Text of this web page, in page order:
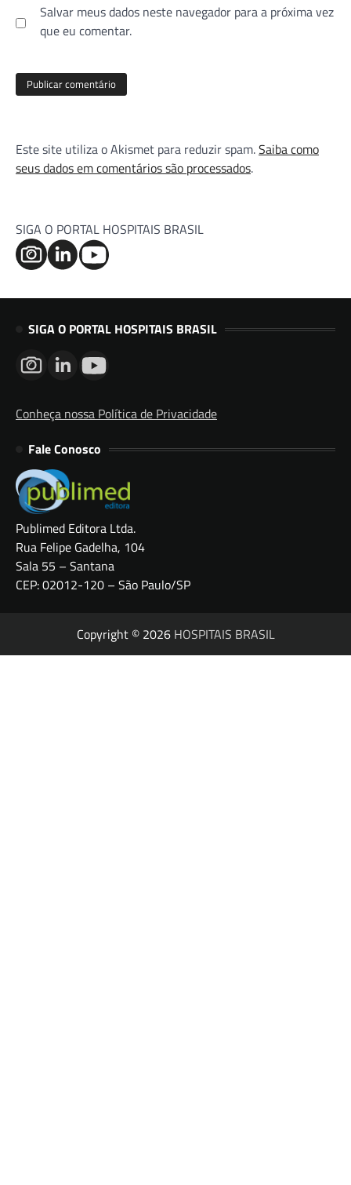
Salvar meus dados neste navegador para a próxima vez
que eu comentar.
Este site utiliza o Akismet para reduzir spam.Saiba como
seus dados em comentários são processados.
SIGA O PORTAL HOSPITAIS BRASIL
SIGA O PORTAL HOSPITAIS BRASIL
Conheça nossa Política de Privacidade
Fale Conosco
Publimed Editora Ltda.
Rua Felipe Gadelha, 104
Sala 55 – Santana
CEP: 02012-120 – São Paulo/SP
Copyright © 2026 HOSPITAIS BRASIL